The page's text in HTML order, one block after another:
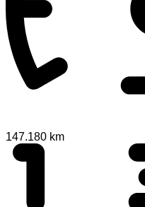
147.180 km